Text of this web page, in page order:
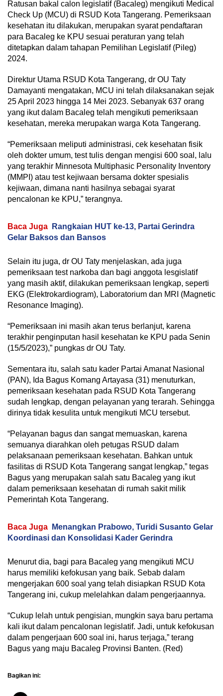
Ratusan bakal calon legislatif (Bacaleg) mengikuti Medical
Check Up (MCU) di RSUD Kota Tangerang. Pemeriksaan
kesehatan itu dilakukan, merupakan syarat pendaftaran
para Bacaleg ke KPU sesuai peraturan yang telah
ditetapkan dalam tahapan Pemilihan Legislatif (Pileg)
2024.
Direktur Utama RSUD Kota Tangerang, dr OU Taty
Damayanti mengatakan, MCU ini telah dilaksanakan sejak
25 April 2023 hingga 14 Mei 2023. Sebanyak 637 orang
yang ikut dalam Bacaleg telah mengikuti pemeriksaan
kesehatan, mereka merupakan warga Kota Tangerang.
“Pemeriksaan meliputi administrasi, cek kesehatan fisik
oleh dokter umum, test tulis dengan mengisi 600 soal, lalu
yang terakhir Minnesota Multiphasic Personality Inventory
(MMPI) atau test kejiwaan bersama dokter spesialis
kejiwaan, dimana nanti hasilnya sebagai syarat
pencalonan ke KPU,” terangnya.
Baca Juga
Rangkaian HUT ke-13, Partai Gerindra
Gelar Baksos dan Bansos
Selain itu juga, dr OU Taty menjelaskan, ada juga
pemeriksaan test narkoba dan bagi anggota lesgislatif
yang masih aktif, dilakukan pemeriksaan lengkap, seperti
EKG (Elektrokardiogram), Laboratorium dan MRI (Magnetic
Resonance Imaging).
“Pemeriksaan ini masih akan terus berlanjut, karena
terakhir penginputan hasil kesehatan ke KPU pada Senin
(15/5/2023),” pungkas dr OU Taty.
Sementara itu, salah satu kader Partai Amanat Nasional
(PAN), Ida Bagus Komang Artayasa (31) menuturkan,
pemeriksaan kesehatan pada RSUD Kota Tangerang
sudah lengkap, dengan pelayanan yang terarah. Sehingga
dirinya tidak kesulita untuk mengikuti MCU tersebut.
“Pelayanan bagus dan sangat memuaskan, karena
semuanya diarahkan oleh petugas RSUD dalam
pelaksanaan pemeriksaan kesehatan. Bahkan untuk
fasilitas di RSUD Kota Tangerang sangat lengkap,” tegas
Bagus yang merupakan salah satu Bacaleg yang ikut
dalam pemeriksaan kesehatan di rumah sakit milik
Pemerintah Kota Tangerang.
Baca Juga
Menangkan Prabowo, Turidi Susanto Gelar
Koordinasi dan Konsolidasi Kader Gerindra
Menurut dia, bagi para Bacaleg yang mengikuti MCU
harus memiliki kefokusan yang baik. Sebab dalam
mengerjakan 600 soal yang telah disiapkan RSUD Kota
Tangerang ini, cukup melelahkan dalam pengerjaannya.
“Cukup lelah untuk pengisian, mungkin saya baru pertama
kali ikut dalam pencalonan legislatif. Jadi, untuk kefokusan
dalam pengerjaan 600 soal ini, harus terjaga,” terang
Bagus yang maju Bacaleg Provinsi Banten. (Red)
Bagikan ini: